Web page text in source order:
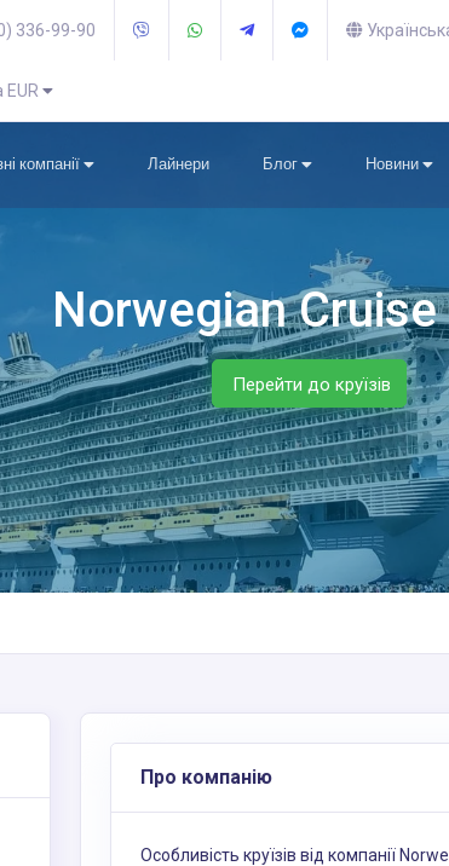
336-99-90
EUR
компанії Лайнери Блог Новини
Norwegian
Перейти до круїзів
Про компанію
Особливість круїзів від компанії